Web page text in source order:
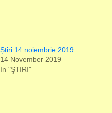
Știri 14 noiembrie 2019
14 November 2019
In "ŞTIRI"